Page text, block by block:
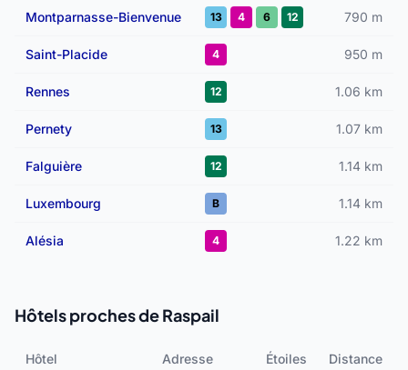
Montparnasse-Bienvenue 13 4 6 12 790 m
Saint-Placide 4 950 m
Rennes 12 1.06 km
Pernety 13 1.07 km
Falguière 12 1.14 km
Luxembourg B 1.14 km
Alésia 4 1.22 km
Hôtels proches de Raspail
Hôtel Adresse Étoiles Distance